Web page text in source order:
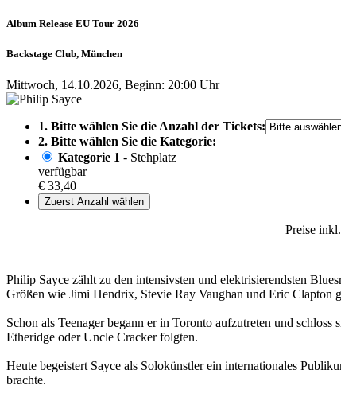
Album Release EU Tour 2026
Backstage Club, München
Mittwoch, 14.10.2026, Beginn: 20:00 Uhr
1. Bitte wählen Sie die Anzahl der Tickets:
2. Bitte wählen Sie die Kategorie:
Kategorie 1 - Stehplatz
verfügbar
€ 33,40
Zuerst Anzahl wählen
Preise
Philip Sayce zählt zu den intensivsten und elektrisierendsten
Größen wie Jimi Hendrix, Stevie Ray Vaughan und Eric Clapton
Schon als Teenager begann er in Toronto aufzutreten und
Etheridge oder Uncle Cracker folgten.
Heute begeistert Sayce als Solokünstler ein internationales
brachte.